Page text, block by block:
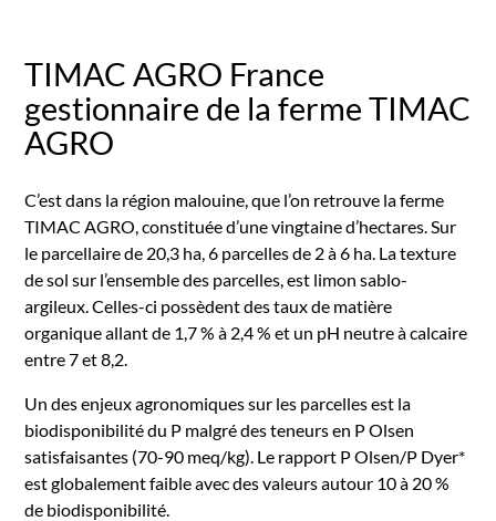
TIMAC AGRO France
gestionnaire de la ferme TIMAC
AGRO
C’est dans la région malouine, que l’on retrouve la ferme
TIMAC AGRO, constituée d’une vingtaine d’hectares. Sur
le parcellaire de 20,3 ha, 6 parcelles de 2 à 6 ha. La texture
de sol sur l’ensemble des parcelles, est limon sablo-
argileux. Celles-ci possèdent des taux de matière
organique allant de 1,7 % à 2,4 % et un pH neutre à calcaire
entre 7 et 8,2.
Un des enjeux agronomiques sur les parcelles est la
biodisponibilité du P malgré des teneurs en P Olsen
satisfaisantes (70-90 meq/kg). Le rapport P Olsen/P Dyer*
est globalement faible avec des valeurs autour 10 à 20 %
de biodisponibilité.